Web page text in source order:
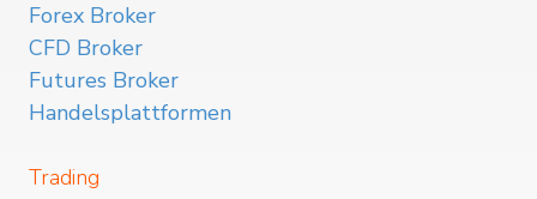
Forex Broker
CFD Broker
Futures Broker
Handelsplattformen
Trading